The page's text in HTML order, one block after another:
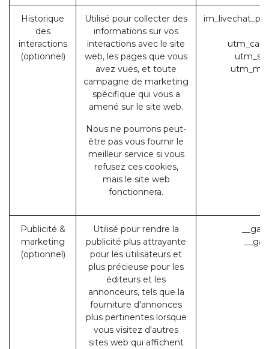
Historique
des
interactions
(optionnel)
Utilisé pour collecter des
informations sur vos
interactions avec le site
web, les pages que vous
avez vues, et toute
campagne de marketing
spécifique qui vous a
amené sur le site web.
Nous ne pourrons peut-
être pas vous fournir le
meilleur service si vous
refusez ces cookies,
mais le site web
fonctionnera.
Publicité &
marketing
(optionnel)
Utilisé pour rendre la
publicité plus attrayante
pour les utilisateurs et
plus précieuse pour les
éditeurs et les
annonceurs, tels que la
fourniture d'annonces
plus pertinentes lorsque
vous visitez d'autres
sites web qui affichent